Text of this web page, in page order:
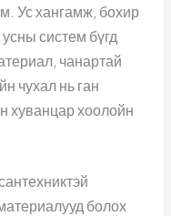
Ус хангамж, бохир
систем бүгд
чанартай
чухал нь ган
хуванцар хоолойн
болох